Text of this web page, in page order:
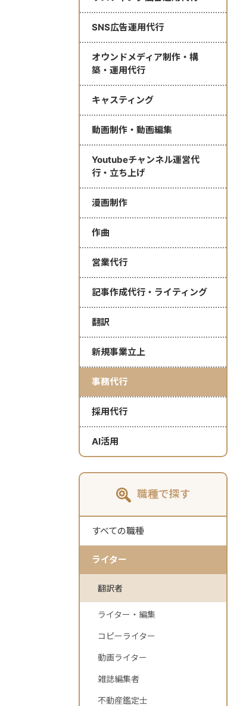
SNS広告運用代行
オウンドメディア制作・構
築・運用代行
キャスティング
動画制作・動画編集
Youtubeチャンネル運営代
行・立ち上げ
漫画制作
作曲
営業代行
記事作成代行・ライティング
翻訳
新規事業立上
事務代行
採用代行
AI活用
職種で探す
すべての職種
ライター
翻訳者
ライター・編集
コピーライター
動画ライター
雑誌編集者
不動産鑑定士